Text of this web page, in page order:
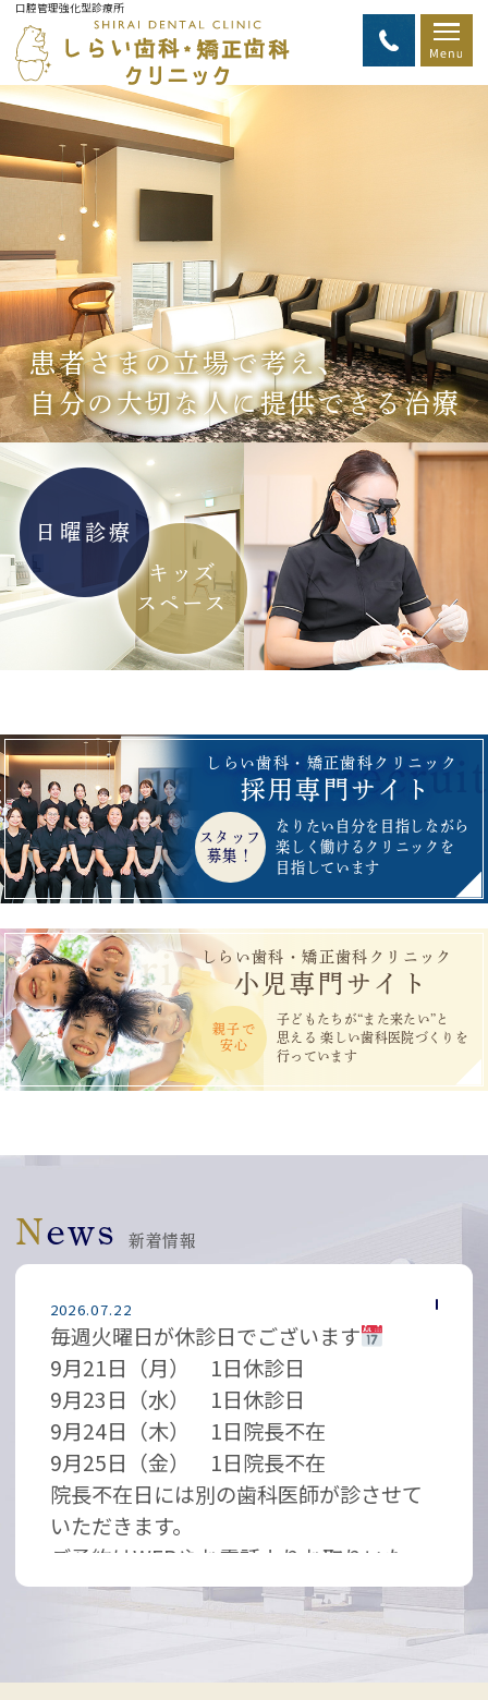
口腔管理強化型診療所
患者さまの立場で考え、
自分の大切な人に提供できる治療
日曜診療
キッズ
スペース
しらい歯科・矯正歯科クリニック
採用専門サイト
スタッフ
募集！
なりたい自分を目指しながら
楽しく働けるクリニックを
目指しています
Recruit
しらい歯科・矯正歯科クリニック
小児専門サイト
親子で
安心
子どもたちが“また来たい”と
思える 楽しい歯科医院づくりを
行っています
Pediatric
News 新着情報
2026.07.22
毎週火曜日が休診日でございます
9月21日（月） 1日休診日
9月23日（水） 1日休診日
9月24日（木） 1日院長不在
9月25日（金） 1日院長不在
院長不在日には別の歯科医師が診させて
いただきます。
ご予約はWEBやお電話よりお取りいた
だけます
お気軽にお問い合わせください
ご迷惑をお掛けしますが、よろしくお願
い致します。